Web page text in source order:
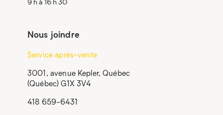
Nous joindre
Service après-vente
3001, avenue Kepler, Québec
(Québec) G1X 3V4
418 659-6431